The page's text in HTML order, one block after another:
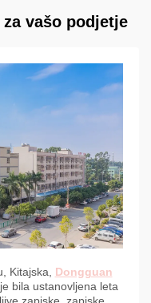
vašo podjetje
Kitajska, Dongguan
je bila ustanovljena leta
zapiske, zapiske,